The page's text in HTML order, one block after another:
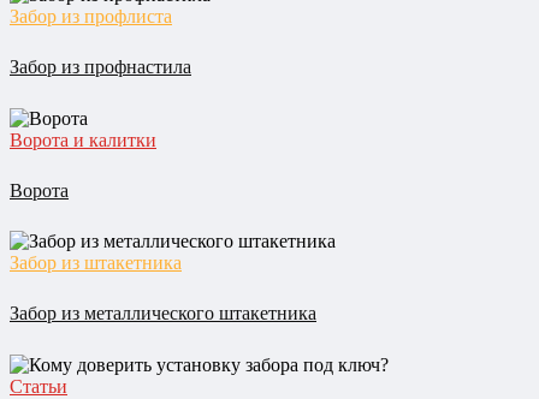
Забор из профлиста
Забор из профнастила
Ворота и калитки
Ворота
Забор из штакетника
Забор из металлического штакетника
Статьи